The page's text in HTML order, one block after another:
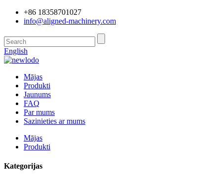
+86 18358701027
info@aligned-machinery.com
English
Mājas
Produkti
Jaunums
FAQ
Par mums
Sazinieties ar mums
Mājas
Produkti
Kategorijas